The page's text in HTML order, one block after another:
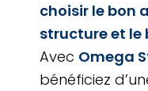
choisir le bon
structure et le
Avec Omega
bénéficiez